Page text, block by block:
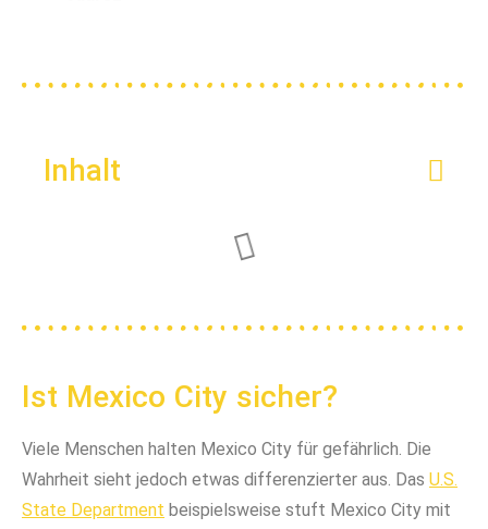
Inhalt
Ist Mexico City sicher?
Viele Menschen halten Mexico City für gefährlich. Die
Wahrheit sieht jedoch etwas differenzierter aus. Das U.S.
State Department beispielsweise stuft Mexico City mit